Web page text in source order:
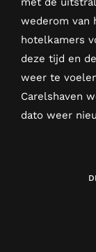
wederom van
hotelkamers
deze tijd en
weer te
Carelshaven
dato weer